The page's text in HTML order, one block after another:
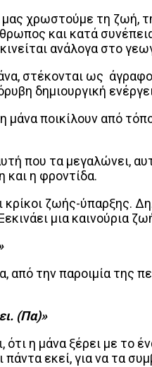
χρωστούμε τη ζωή,
και κατά
ανάλογα στο
στέκονται ως
δημιουργική
μάνα ποικίλουν από
που τα μεγαλώνει,
και η φροντίδα.
ζωής-ύπαρξης.
μια καινούρια
από την παροιμία της
(Πα)»
η μάνα ξέρει με
εκεί, για να τα